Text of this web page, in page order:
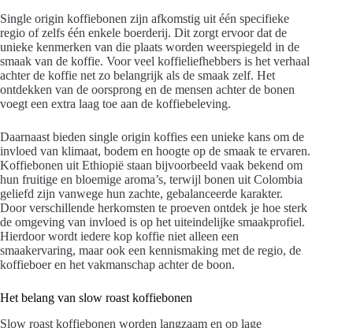
Single origin koffiebonen zijn afkomstig uit één specifieke
regio of zelfs één enkele boerderij. Dit zorgt ervoor dat de
unieke kenmerken van die plaats worden weerspiegeld in de
smaak van de koffie. Voor veel koffieliefhebbers is het verhaal
achter de koffie net zo belangrijk als de smaak zelf. Het
ontdekken van de oorsprong en de mensen achter de bonen
voegt een extra laag toe aan de koffiebeleving.
Daarnaast bieden single origin koffies een unieke kans om de
invloed van klimaat, bodem en hoogte op de smaak te ervaren.
Koffiebonen uit Ethiopië staan bijvoorbeeld vaak bekend om
hun fruitige en bloemige aroma’s, terwijl bonen uit Colombia
geliefd zijn vanwege hun zachte, gebalanceerde karakter.
Door verschillende herkomsten te proeven ontdek je hoe sterk
de omgeving van invloed is op het uiteindelijke smaakprofiel.
Hierdoor wordt iedere kop koffie niet alleen een
smaakervaring, maar ook een kennismaking met de regio, de
koffieboer en het vakmanschap achter de boon.
Het belang van slow roast koffiebonen
Slow roast koffiebonen worden langzaam en op lage